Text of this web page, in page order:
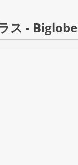
ス - Biglobe